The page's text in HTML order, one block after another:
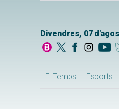
Divendres, 07
El Temps Esports